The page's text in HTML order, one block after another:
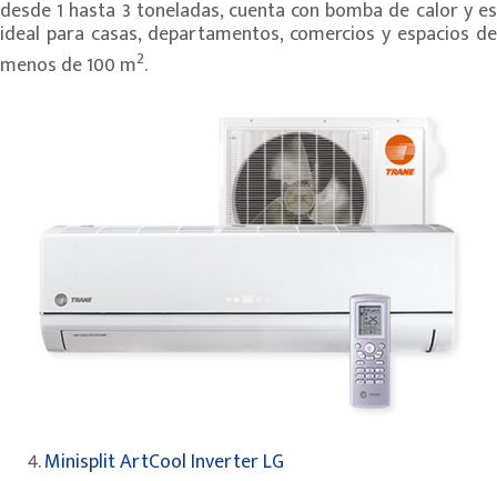
desde 1 hasta 3 toneladas, cuenta con bomba de calor y es
ideal para casas, departamentos, comercios y espacios de
menos de 100 m2.
Minisplit ArtCool Inverter LG